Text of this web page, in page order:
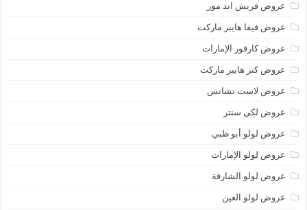
عروض فريش اند مور
عروض فيفا هايبر ماركت
عروض كارفور الإمارات
عروض كنز هايبر ماركت
عروض لاست تشانس
عروض لكي سنتر
عروض لولو أبو ظبي
عروض لولو الإمارات
عروض لولو الشارقة
عروض لولو العين